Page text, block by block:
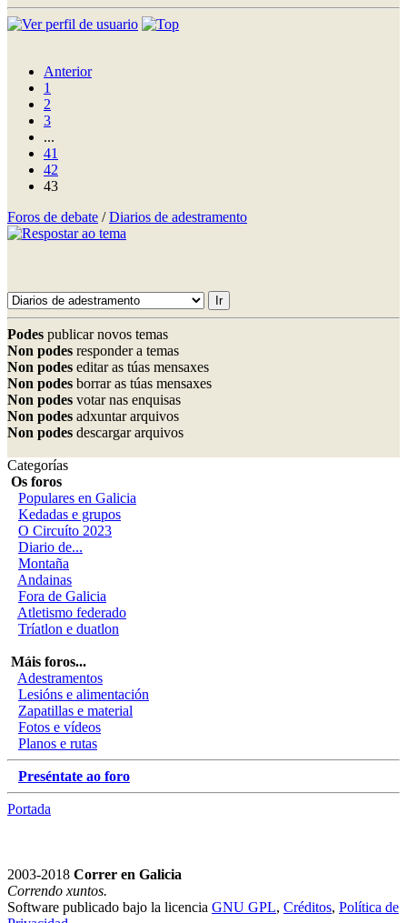
Anterior
1
2
3
...
41
42
43
Foros de debate /Diarios de adestramento
Podes publicar novos temas
Non podes responder a temas
Non podes editar as túas mensaxes
Non podes borrar as túas mensaxes
Non podes votar nas enquisas
Non podes adxuntar arquivos
Non podes descargar arquivos
Categorías
Os foros
Populares en Galicia
Kedadas e grupos
O Circuíto 2023
Diario de...
Montaña
Andainas
Fora de Galicia
Atletismo federado
Tríatlon e duatlon
Máis foros...
Adestramentos
Lesións e alimentación
Zapatillas e material
Fotos e vídeos
Planos e rutas
Preséntate ao foro
Portada
2003-2018 Correr en Galicia
Correndo xuntos.
Software publicado bajo la licencia GNU GPL, Créditos, Política de